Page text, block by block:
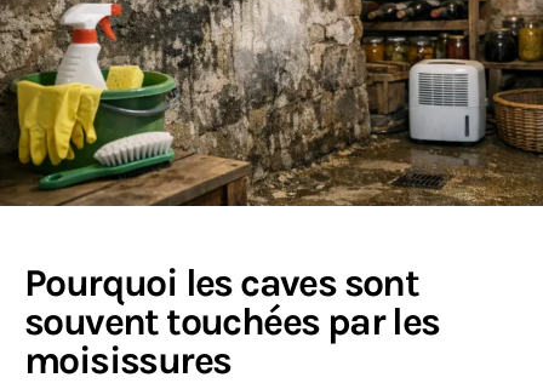
Pourquoi les caves sont
souvent touchées par les
moisissures